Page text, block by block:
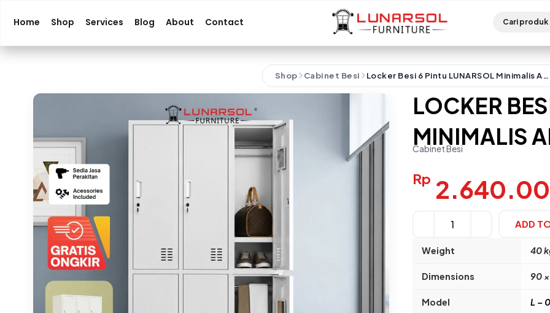
Home Shop Services Blog About Contact
Shop Cabinet Besi Locker Besi 6 Pintu LUNARSOL Minimalis Anti Karat
LOCKER
MINIMALIS
Cabinet Besi
Rp
ADD
Alternative:
Weight 40
Dimensions 90
Model L –